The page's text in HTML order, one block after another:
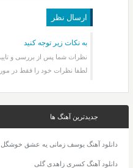
به نکات زیر توجه کنید
نظرات شما پس از بررسی و
لطفا نظرات خود را فقط در
جدیدترین آهنگ ها
دانلود آهنگ یوسف زمانی یه عشق خوشگل
دانلود آهنگ کسری زاهدی گلی